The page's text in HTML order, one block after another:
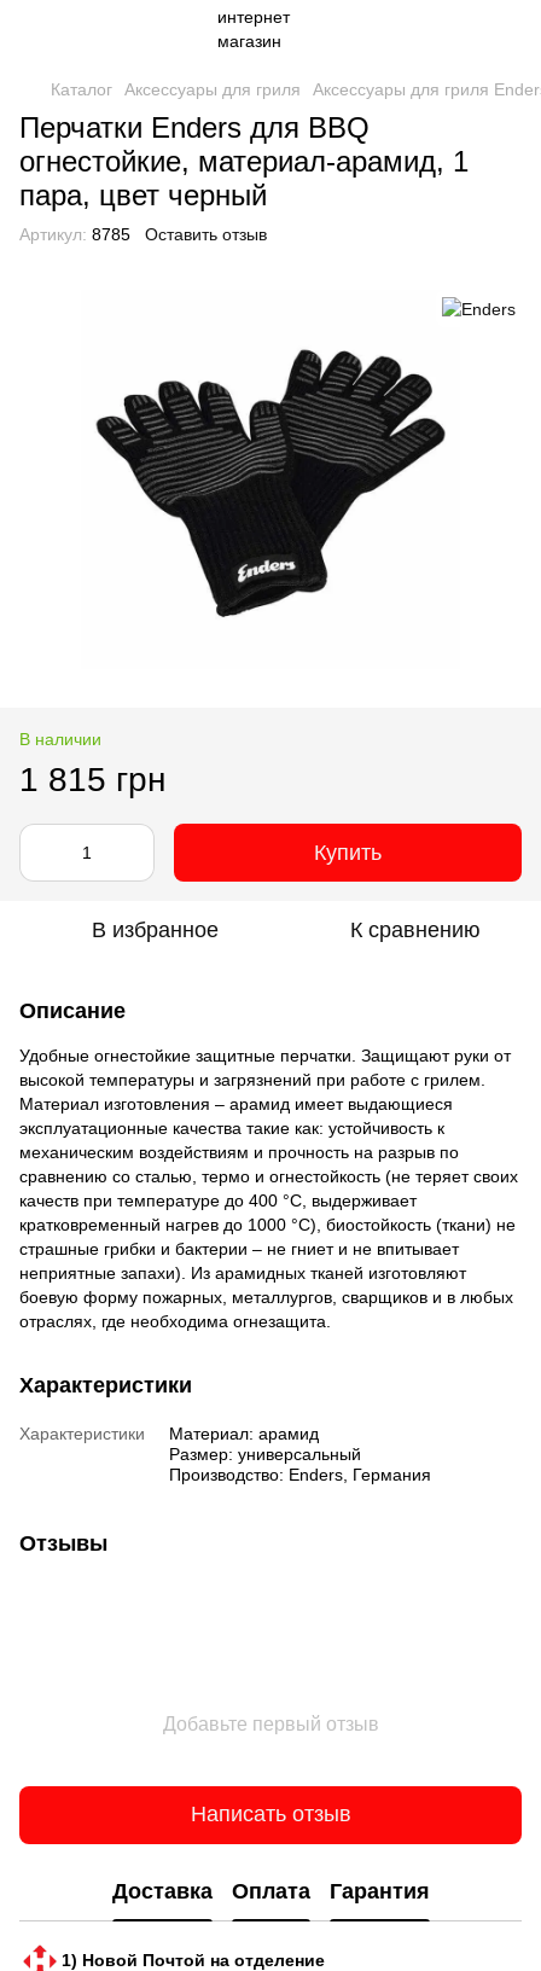
Каталог Аксессуары для гриля Аксессуары для гриля
Перчатки Enders для BBQ
огнестойкие, материал-арамид, 1
пара, цвет черный
Артикул: 8785 Оставить отзыв
В наличии
1 815 грн
Купить
В избранное К сравнению
Описание
Удобные огнестойкие защитные перчатки. Защищают руки от
высокой температуры и загрязнений при работе с грилем.
Материал изготовления – арамид имеет выдающиеся
эксплуатационные качества такие как: устойчивость к
механическим воздействиям и прочность на разрыв по
сравнению со сталью, термо и огнестойкость (не теряет своих
качеств при температуре до 400 °С, выдерживает
кратковременный нагрев до 1000 °С), биостойкость (ткани) не
страшные грибки и бактерии – не гниет и не впитывает
неприятные запахи). Из арамидных тканей изготовляют
боевую форму пожарных, металлургов, сварщиков и в любых
отраслях, где необходима огнезащита.
Характеристики
Характеристики
Материал: арамид
Размер: универсальный
Производство: Enders, Германия
Отзывы
Добавьте первый отзыв
Написать отзыв
Доставка Оплата Гарантия
1) Новой Почтой на отделение